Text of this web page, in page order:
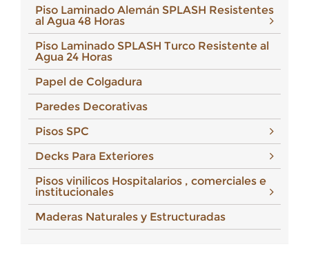
Piso Laminado Alemán SPLASH Resistentes
al Agua 48 Horas
Piso Laminado SPLASH Turco Resistente al
Agua 24 Horas
Papel de Colgadura
Paredes Decorativas
Pisos SPC
Decks Para Exteriores
Pisos vinilicos Hospitalarios , comerciales e
institucionales
Maderas Naturales y Estructuradas